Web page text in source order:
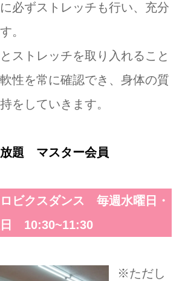
必ずストレッチも行い、充分
。
ストレッチを取り入れること
性を常に確認でき、身体の質
をしていきます。
放題 マスター会員
ビクスダンス 毎週水曜日・
日 10:30~11:30
※ただし